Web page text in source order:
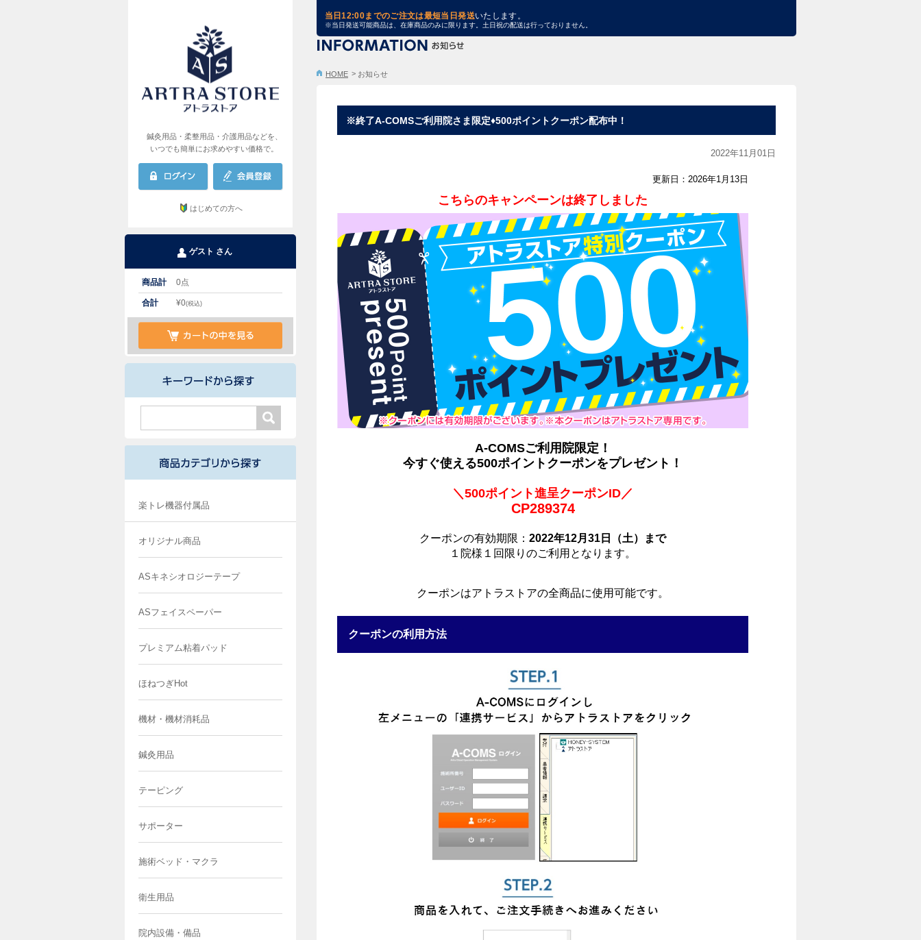
鍼灸用品・柔整用品・介護用品などを、
いつでも簡単にお求めやすい価格で。
はじめての方へ
ゲスト さん
商品計 0点
合計 ¥0(税込)
楽トレ機器付属品
オリジナル商品
ASキネシオロジーテープ
ASフェイスペーパー
プレミアム粘着パッド
ほねつぎHot
機材・機材消耗品
鍼灸用品
テーピング
サポーター
施術ベッド・マクラ
衛生用品
院内設備・備品
当日12:00までのご注文は最短当日発送いたします。
※当日発送可能商品は、在庫商品のみに限ります。土日祝の配送は行っておりません。
HOME お知らせ
※終了A-COMSご利用院さま限定♦500ポイントクーポン配布中！
2022年11月01日
更新日：2026年1月13日
こちらのキャンペーンは終了しました
A-COMSご利用院限定！
今すぐ使える500ポイントクーポンをプレゼント！
＼500ポイント進呈クーポンID／
CP289374
クーポンの有効期限： 2022年12月31日（土）まで
１院様１回限りのご利用となります。
クーポンはアトラストアの全商品に使用可能です。
クーポンの利用方法